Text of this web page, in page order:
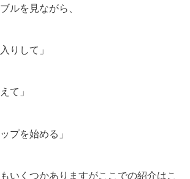
ルを見ながら、
りして」
て」
プを始める」
いくつかありますがここでの紹介はこ